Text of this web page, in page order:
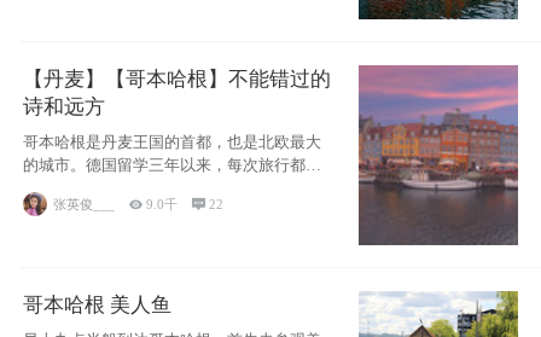
【丹麦】【哥本哈根】不能错过的
诗和远方
哥本哈根是丹麦王国的首都，也是北欧最大
的城市。德国留学三年以来，每次旅行都是
张英俊___ 9.0千 22
哥本哈根 美人鱼